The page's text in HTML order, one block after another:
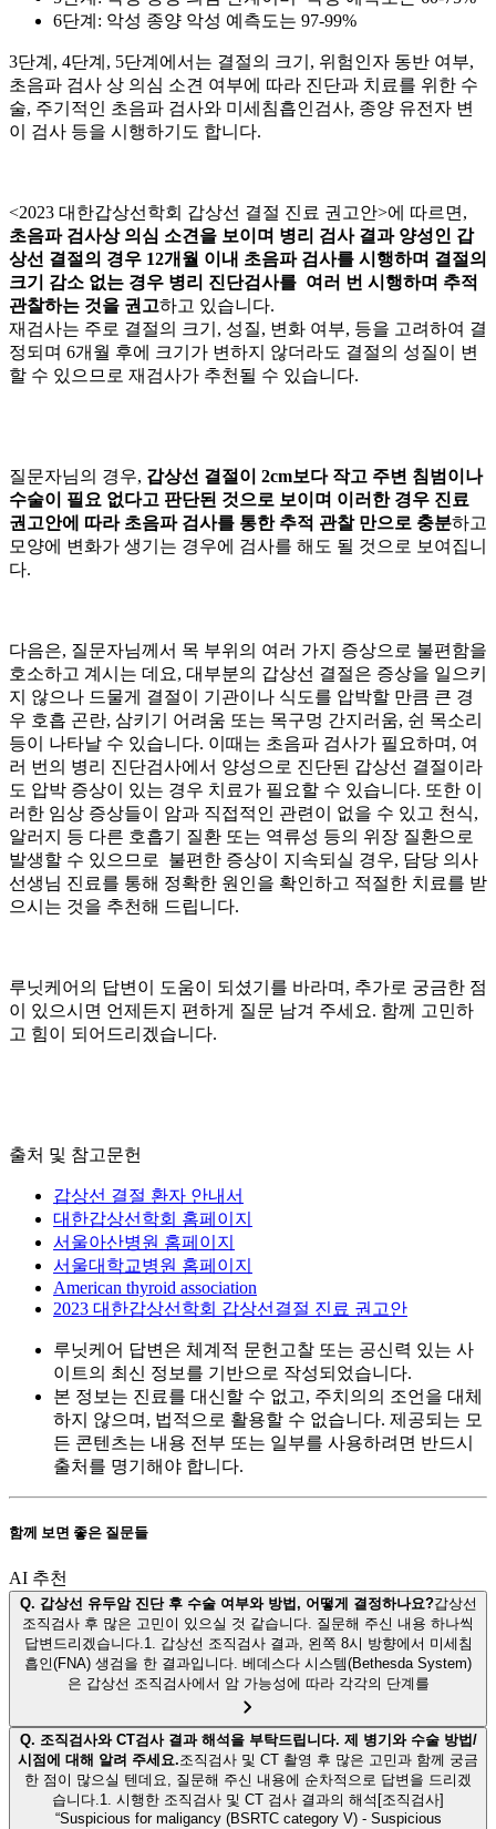
6단계: 악성 종양 악성 예측도는 97-99%
3단계, 4단계, 5단계에서는 결절의 크기, 위험인자 동반 여부,
초음파 검사 상 의심 소견 여부에 따라 진단과 치료를 위한 수
술, 주기적인 초음파 검사와 미세침흡인검사, 종양 유전자 변
이 검사 등을 시행하기도 합니다.
<2023 대한갑상선학회 갑상선 결절 진료 권고안>에 따르면,
초음파 검사상 의심 소견을 보이며 병리 검사 결과 양성인 갑
상선 결절의 경우 12개월 이내 초음파 검사를 시행하며 결절의
크기 감소 없는 경우 병리 진단검사를 여러 번 시행하며 추적
관찰하는 것을 권고하고 있습니다.
재검사는 주로 결절의 크기, 성질, 변화 여부, 등을 고려하여 결
정되며 6개월 후에 크기가 변하지 않더라도 결절의 성질이 변
할 수 있으므로 재검사가 추천될 수 있습니다.
질문자님의 경우, 갑상선 결절이 2cm보다 작고 주변 침범이나
수술이 필요 없다고 판단된 것으로 보이며 이러한 경우 진료
권고안에 따라 초음파 검사를 통한 추적 관찰 만으로 충분하고
모양에 변화가 생기는 경우에 검사를 해도 될 것으로 보여집니
다.
다음은, 질문자님께서 목 부위의 여러 가지 증상으로 불편함을
호소하고 계시는 데요, 대부분의 갑상선 결절은 증상을 일으키
지 않으나 드물게 결절이 기관이나 식도를 압박할 만큼 큰 경
우 호흡 곤란, 삼키기 어려움 또는 목구멍 간지러움, 쉰 목소리
등이 나타날 수 있습니다. 이때는 초음파 검사가 필요하며, 여
러 번의 병리 진단검사에서 양성으로 진단된 갑상선 결절이라
도 압박 증상이 있는 경우 치료가 필요할 수 있습니다. 또한 이
러한 임상 증상들이 암과 직접적인 관련이 없을 수 있고 천식,
알러지 등 다른 호흡기 질환 또는 역류성 등의 위장 질환으로
발생할 수 있으므로 불편한 증상이 지속되실 경우, 담당 의사
선생님 진료를 통해 정확한 원인을 확인하고 적절한 치료를 받
으시는 것을 추천해 드립니다.
루닛케어의 답변이 도움이 되셨기를 바라며, 추가로 궁금한 점
이 있으시면 언제든지 편하게 질문 남겨 주세요. 함께 고민하
고 힘이 되어드리겠습니다.
출처 및 참고문헌
갑상선 결절 환자 안내서
대한갑상선학회 홈페이지
서울아산병원 홈페이지
서울대학교병원 홈페이지
American thyroid association
2023 대한갑상선학회 갑상선결절 진료 권고안
루닛케어 답변은 체계적 문헌고찰 또는 공신력 있는 사
이트의 최신 정보를 기반으로 작성되었습니다.
본 정보는 진료를 대신할 수 없고, 주치의의 조언을 대체
하지 않으며, 법적으로 활용할 수 없습니다. 제공되는 모
든 콘텐츠는 내용 전부 또는 일부를 사용하려면 반드시
출처를 명기해야 합니다.
함께 보면 좋은 질문들
AI 추천
Q. 갑상선 유두암 진단 후 수술 여부와 방법, 어떻게 결정하나요?갑상선
조직검사 후 많은 고민이 있으실 것 같습니다. 질문해 주신 내용 하나씩
답변드리겠습니다.1. 갑상선 조직검사 결과, 왼쪽 8시 방향에서 미세침
흡인(FNA) 생검을 한 결과입니다. 베데스다 시스템(Bethesda System)
은 갑상선 조직검사에서 암 가능성에 따라 각각의 단계를
Q. 조직검사와 CT검사 결과 해석을 부탁드립니다. 제 병기와 수술 방법/
시점에 대해 알려 주세요.조직검사 및 CT 촬영 후 많은 고민과 함께 궁금
한 점이 많으실 텐데요, 질문해 주신 내용에 순차적으로 답변을 드리겠
습니다.1. 시행한 조직검사 및 CT 검사 결과의 해석[조직검사]
“Suspicious for maligancy (BSRTC category V) - Suspicious